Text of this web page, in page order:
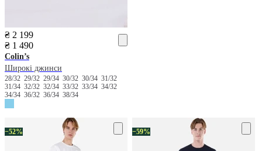
₴ 2 199
₴ 1 490
Colin’s
Широкі джинси
28/32 29/32 29/34 30/32 30/34 31/32
31/34 32/32 32/34 33/32 33/34 34/32
34/34 36/32 36/34 38/34
−52% −59%